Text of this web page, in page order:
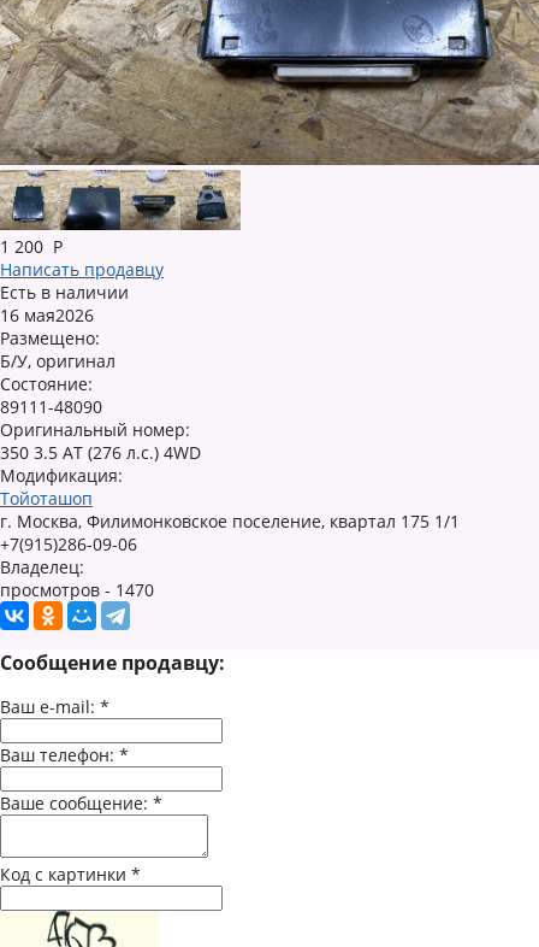
1 200 Р
Написать продавцу
Есть в наличии
16 мая2026
Размещено:
Б/У, оригинал
Состояние:
89111-48090
Оригинальный номер:
350 3.5 AT (276 л.с.) 4WD
Модификация:
Тойоташоп
г. Москва, Филимонковское поселение, квартал 175 1/1
+7(915)286-09-06
Владелец:
просмотров - 1470
Сообщение продавцу:
Ваш e-mail: *
Ваш телефон: *
Ваше сообщение: *
Код с картинки *